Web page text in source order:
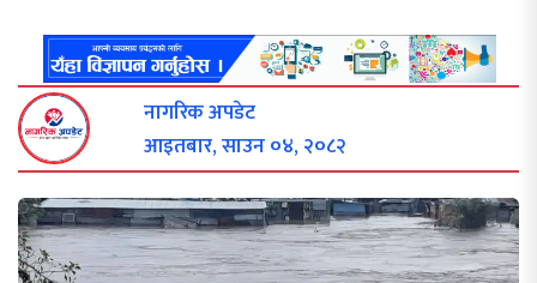
नागरिक अपडेट
आइतबार, साउन ०४, २०८२